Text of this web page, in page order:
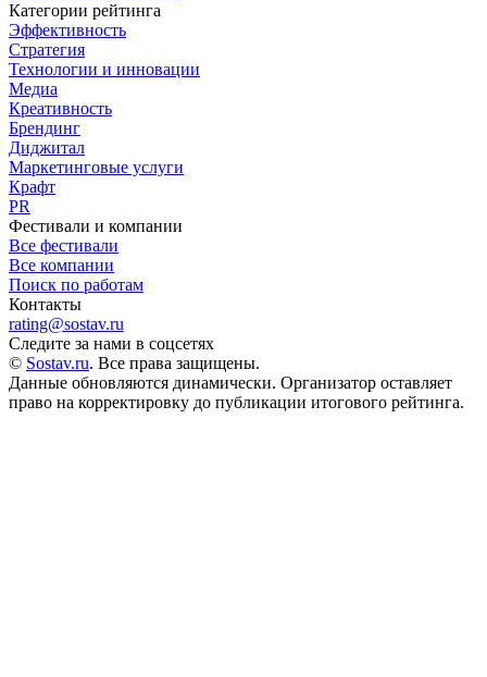
Категории рейтинга
Эффективность
Стратегия
Технологии и инновации
Медиа
Креативность
Брендинг
Диджитал
Маркетинговые услуги
Крафт
PR
Фестивали и компании
Все фестивали
Все компании
Поиск по работам
Контакты
rating@sostav.ru
Следите за нами в соцсетях
© Sostav.ru. Все права защищены.
Данные обновляются динамически. Организатор оставляет
право на корректировку до публикации итогового рейтинга.